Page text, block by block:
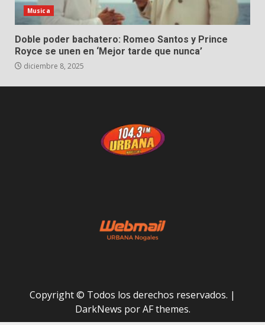
Musica
Doble poder bachatero: Romeo Santos y Prince
Royce se unen en ‘Mejor tarde que nunca’
diciembre 8, 2025
Copyright © Todos los derechos reservados. |
DarkNews por AF themes.